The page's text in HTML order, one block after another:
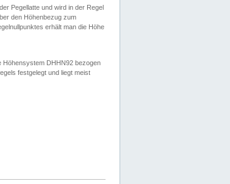
der Pegellatte und wird in der Regel
den Höhenbezug zum
erhält man die Höhe
Höhensystem DHHN92 bezogen
festgelegt und liegt meist